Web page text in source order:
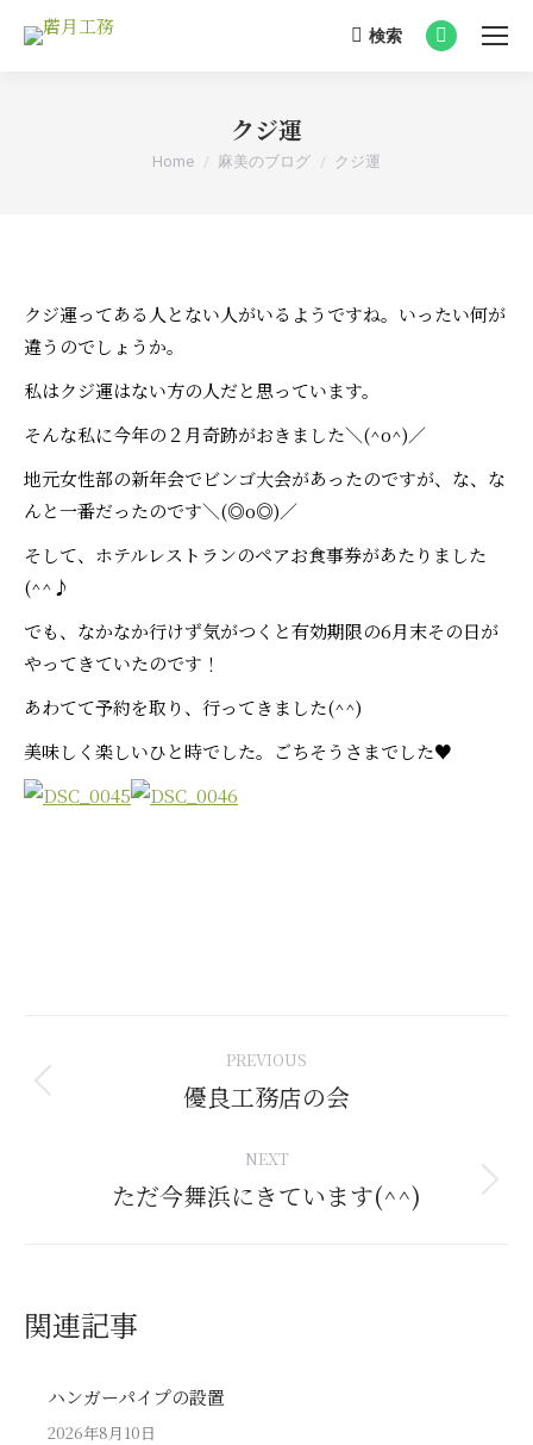
Search:
検索
Facebook
クジ運
You are here:
Home 麻美のブログ クジ運
クジ運ってある人とない人がいるようですね。いったい何が
違うのでしょうか。
私はクジ運はない方の人だと思っています。
そんな私に今年の２月奇跡がおきました＼(^o^)／
地元女性部の新年会でビンゴ大会があったのですが、な、な
んと一番だったのです＼(◎o◎)／
そして、ホテルレストランのペアお食事券があたりました
(^^♪
でも、なかなか行けず気がつくと有効期限の6月末その日が
やってきていたのです！
あわてて予約を取り、行ってきました(^^)
美味しく楽しいひと時でした。ごちそうさまでした♥
navigation
PREVIOUS
Previous
優良工務店の会
NEXT
Next
ただ今舞浜にきています(^^)
関連記事
ハンガーパイプの設置
2026年8月10日